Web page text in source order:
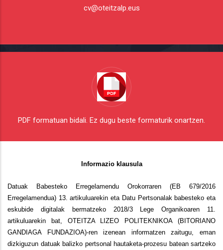
cv@oteitzalp.eus
PDF formatuan bidali. Ez dugu beste formaturik onartzen.
Informazio klausula
Datuak Babesteko Erregelamendu Orokorraren (EB 679/2016
Erregelamendua) 13. artikuluarekin eta Datu Pertsonalak babesteko eta
eskubide digitalak bermatzeko 2018/3 Lege Organikoaren 11.
artikuluarekin bat, OTEITZA LIZEO POLITEKNIKOA (BITORIANO
GANDIAGA FUNDAZIOA)-ren izenean informatzen zaitugu, eman
dizkiguzun datuak balizko pertsonal hautaketa-prozesu batean sartzeko